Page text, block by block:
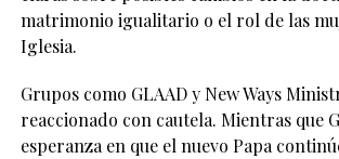
matrimonio igualitario o el rol de las
Iglesia.
Grupos como GLAAD y New Ways
reaccionado con cautela. Mientras que
esperanza en que el nuevo Papa